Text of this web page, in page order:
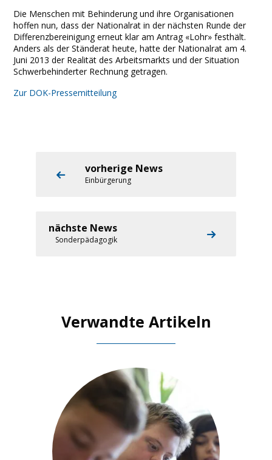
Die Menschen mit Behinderung und ihre Organisationen
hoffen nun, dass der Nationalrat in der nächsten Runde der
Differenzbereinigung erneut klar am Antrag «Lohr» festhält.
Anders als der Ständerat heute, hatte der Nationalrat am 4.
Juni 2013 der Realität des Arbeitsmarkts und der Situation
Schwerbehinderter Rechnung getragen.
Zur DOK-Pressemitteilung
vorherige News
Einbürgerung
nächste News
Sonderpädagogik
Verwandte Artikeln